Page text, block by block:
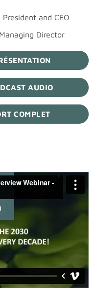
President and CEO
Managing Director
AUDIO
COMPLET